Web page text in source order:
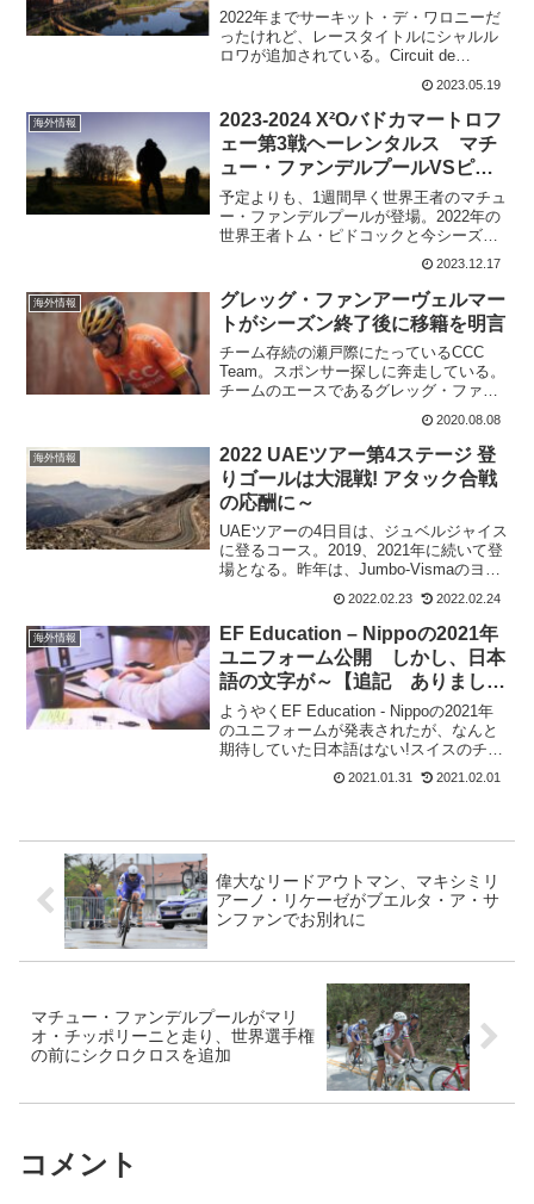
に その理由とは?
2022年までサーキット・デ・ワロニーだ
ったけれど、レースタイトルにシャルル
ロワが追加されている。Circuit de
Charleroi Wallonie(1.1)過去の優勝者は
2022 アンドレア・パクアスロン
2021 クリス...
2023.05.19
海外情報
2023-2024 X²Oバドカマートロフ
ェー第3戦ヘーレンタルス マチ
ュー・ファンデルプールVSピド
コック
予定よりも、1週間早く世界王者のマチュ
ー・ファンデルプールが登場。2022年の
世界王者トム・ピドコックと今シーズン
の初対決となる。統計では、過去5回しか
ピドコックが勝利していないのが気にな
るところ。第3戦ヘーレンタルスコースは
昨年から変更さ...
2023.12.17
海外情報
グレッグ・ファンアーヴェルマー
トがシーズン終了後に移籍を明言
チーム存続の瀬戸際にたっているCCC
Team。スポンサー探しに奔走している。
チームのエースであるグレッグ・ファン
アーヴェルマートは「このチームには選
択肢がなくなった」としてシーズン終了
後の移籍を明言した。BMC時代から、ず
っとチームに在籍...
2020.08.08
海外情報
2022 UAEツアー第4ステージ 登
りゴールは大混戦! アタック合戦
の応酬に～
UAEツアーの4日目は、ジュベルジャイス
に登るコース。2019、2021年に続いて登
場となる。昨年は、Jumbo-Vismaのヨナ
ス・ヴィンゲゴーがアタックをかけてタ
デイ・ポガチャルを3秒引き離してゴー
ル。今年はJumbo-Vismaはトム...
2022.02.23 2022.02.24
海外情報
EF Education – Nippoの2021年
ユニフォーム公開 しかし、日本
語の文字が～【追記 ありまし
た!】
ようやくEF Education - Nippoの2021年
のユニフォームが発表されたが、なんと
期待していた日本語はない!スイスのチー
ム運営会社ProTouchGlobalが立ち上げた
コンチネンタルチームNippo-Provence-
2021.01.31 2021.02.01
偉大なリードアウトマン、マキシミリ
アーノ・リケーゼがブエルタ・ア・サ
ンファンでお別れに
マチュー・ファンデルプールがマリ
オ・チッポリーニと走り、世界選手権
の前にシクロクロスを追加
コメント